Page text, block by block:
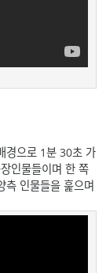
경으로 1분 30초 가
인물들이며 한 쪽
측 인물들을 훑으며